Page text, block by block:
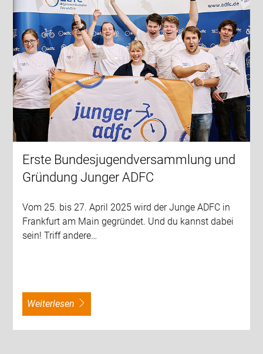
Erste Bundesjugendversammlung und
Gründung Junger ADFC
Vom 25. bis 27. April 2025 wird der Junge ADFC in
Frankfurt am Main gegründet. Und du kannst dabei
sein! Triff andere…
weiterlesen